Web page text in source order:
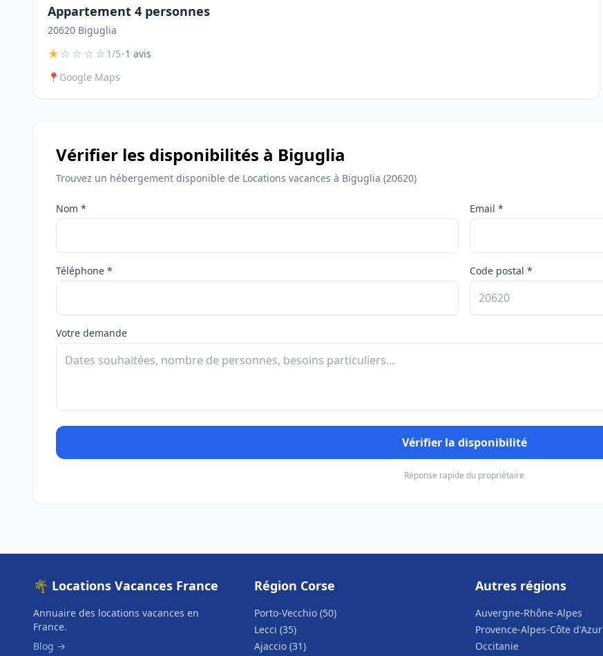
Appartement 4 personnes
20620 Biguglia
★☆☆☆☆1/5•1 avis
📍 Google Maps
Vérifier les disponibilités à Biguglia
Trouvez un hébergement disponible de Locations vacances à Biguglia (20620)
Nom * Email *
Téléphone * Code postal *
Votre demande
Vérifier la disponibilité
Réponse rapide du propriétaire
🌴 Locations Vacances France
Annuaire des locations vacances en
France.
Blog →
Région Corse
Porto-Vecchio (50)
Lecci (35)
Ajaccio (31)
Autres régions
Auvergne-Rhône-Alpes
Provence-Alpes-Côte d'Azur
Occitanie